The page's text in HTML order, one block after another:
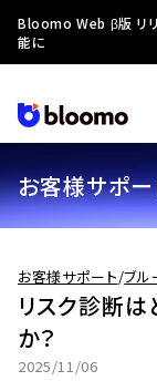
お客様サポー
お客様サポート/ブル
リスク診断は
か？
2025/11/06
Bloomo Web β版 リ
能に